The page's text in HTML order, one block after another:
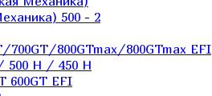
500 - 2
700GT/800GTmax/800GTmax EFI
500 H / 450 H
600GT EFI